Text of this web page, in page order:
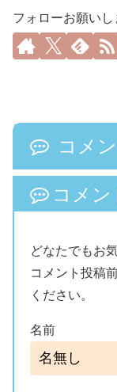
フォローお願いし
コメ
コメ
どなたでもお
コメント投稿前
ください。
名前